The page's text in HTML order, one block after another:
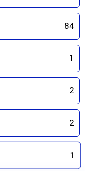
84
1
2
2
1